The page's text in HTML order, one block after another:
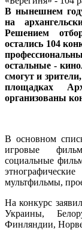
В нынешнем
на
Решением
остались 104
остальные -
смогут и
площадках
организованы
В основном
игровые
социальные
мультфильмы,
На конкурс
Украины,
Финляндии,